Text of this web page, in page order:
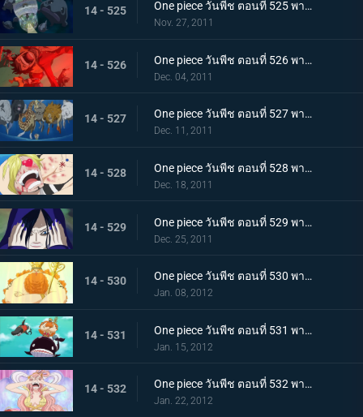
14 - 525 One piece วันพีช ตอนที่ 525 พากย์ไทย เรือแตกกลางทะเล! กลุ่มหมวกฟางพลัดหลงกัน
Nov. 27, 2011
14 - 526 One piece วันพีช ตอนที่ 526 พากย์ไทย ภูเขาไฟใต้ทะเลปะทุ! ลอยล่องสู่เกาะมนุษย์เงือก
Dec. 04, 2011
14 - 527 One piece วันพีช ตอนที่ 527 พากย์ไทย ขึ้นสู่เกาะมนุษย์เงือก! พบเหล่านางเงือกแสนงาม
Dec. 11, 2011
14 - 528 One piece วันพีช ตอนที่ 528 พากย์ไทย ตื่นเต้นจนล้นปรี่! ชีวิตของซันจิตกอยู่ในอันตราย!!!
Dec. 18, 2011
14 - 529 One piece วันพีช ตอนที่ 529 พากย์ไทย เกาะมนุษย์เงือกล้มสลาย!!! คำทำนายของเชอรี่!
Dec. 25, 2011
14 - 530 One piece วันพีช ตอนที่ 530 พากย์ไทย ราชาแห่งเกาะมนุษย์เงือก! เนปจูนเทพเจ้าแห่งท้องทะเล
Jan. 08, 2012
14 - 531 One piece วันพีช ตอนที่ 531 พากย์ไทย วังริวงู! ฉลามที่ช่วยไว้เป็นผู้นำทาง
Jan. 15, 2012
14 - 532 One piece วันพีช ตอนที่ 532 พากย์ไทย อ่อนแอแถมขี้แย! เจ้าหญิงเงือกบนหอคอยโควคาคุ!
Jan. 22, 2012